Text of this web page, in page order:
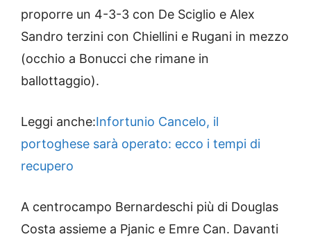
proporre un 4-3-3 con De Sciglio e Alex
Sandro terzini con Chiellini e Rugani in mezzo
(occhio a Bonucci che rimane in
ballottaggio).
Leggi anche:Infortunio Cancelo, il
portoghese sarà operato: ecco i tempi di
recupero
A centrocampo Bernardeschi più di Douglas
Costa assieme a Pjanic e Emre Can. Davanti